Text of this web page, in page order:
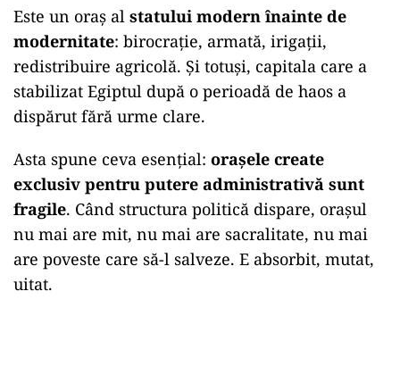
Este un oraș al statului modern înainte de
modernitate: birocrație, armată, irigații,
redistribuire agricolă. Și totuși, capitala care a
stabilizat Egiptul după o perioadă de haos a
dispărut fără urme clare.
Asta spune ceva esențial: orașele create
exclusiv pentru putere administrativă sunt
fragile. Când structura politică dispare, orașul
nu mai are mit, nu mai are sacralitate, nu mai
are poveste care să-l salveze. E absorbit, mutat,
uitat.